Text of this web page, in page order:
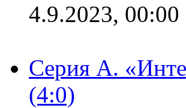
4.9.2023, 00:00
Серия А.
(4:0)